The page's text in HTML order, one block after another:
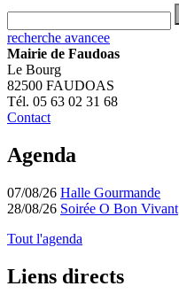
recherche avancee
Mairie de Faudoas
Le Bourg
82500 FAUDOAS
Tél. 05 63 02 31 68
Contact
Agenda
07/08/26 Halle Gourmande
28/08/26 Soirée O Bon Vivant
Tout l'agenda
Liens directs